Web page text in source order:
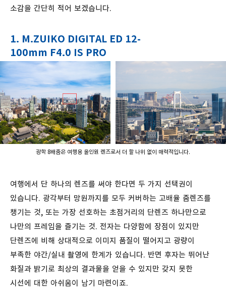
소감을 간단히 적어 보겠습니다.
1. M.ZUIKO DIGITAL ED 12-
100mm F4.0 IS PRO
광학 8배줌은 여행용 올인원 렌즈로서 더 할 나위 없이 매력적입니다.
여행에서 단 하나의 렌즈를 써야 한다면 두 가지 선택권이
있습니다. 광각부터 망원까지를 모두 커버하는 고배율 줌렌즈를
챙기는 것, 또는 가장 선호하는 초점거리의 단렌즈 하나만으로
나만의 프레임을 즐기는 것. 전자는 다양함에 장점이 있지만
단렌즈에 비해 상대적으로 이미지 품질이 떨어지고 광량이
부족한 야간/실내 촬영에 한계가 있습니다. 반면 후자는 뛰어난
화질과 밝기로 최상의 결과물을 얻을 수 있지만 갖지 못한
시선에 대한 아쉬움이 남기 마련이죠.